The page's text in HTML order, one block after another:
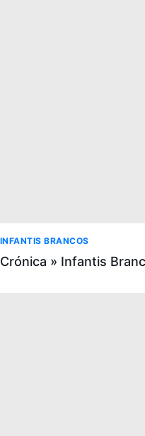
INFANTIS BRANCOS
Crónica » Infantis